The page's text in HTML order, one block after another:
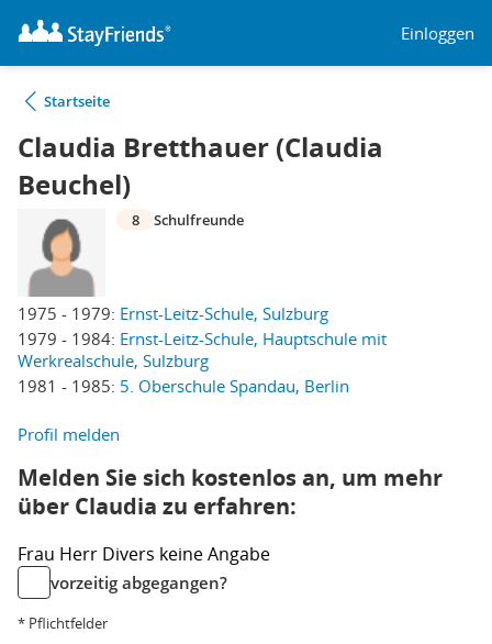
Einloggen
Startseite
Claudia Bretthauer (Claudia
Beuchel)
1975 - 1979: Ernst-Leitz-Schule, Sulzburg
1979 - 1984: Ernst-Leitz-Schule, Hauptschule mit
Werkrealschule, Sulzburg
1981 - 1985: 5. Oberschule Spandau, Berlin
8 Schulfreunde
Profil melden
Melden Sie sich kostenlos an, um mehr
über Claudia zu erfahren:
Frau Herr Divers keine Angabe
vorzeitig abgegangen?
* Pflichtfelder